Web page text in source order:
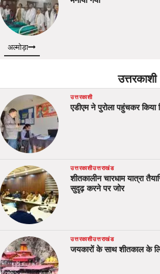
अल्मोड़ा
उत्तरकाशी
उत्तरकाशी
एडीएम ने पुरोला पहुंचकर किया
उत्तरकाशीउत्तराखंड
शीतकालीन चारधाम यात्रा
सुदृढ़ करने पर जोर
उत्तरकाशीउत्तराखंड
जयकारों के साथ शीतकाल के